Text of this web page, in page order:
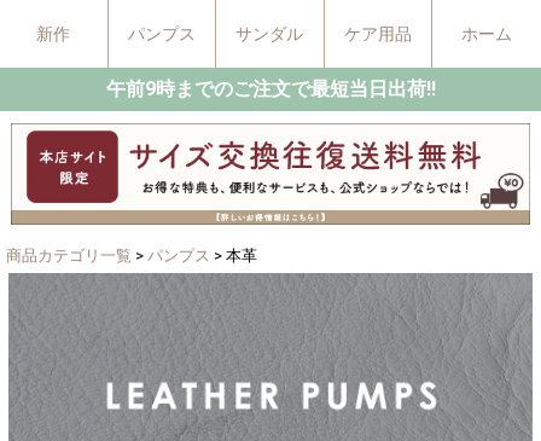
新作 パンプス サンダル ケア用品 ホーム
午前9時までのご注文で最短当日出荷!!
商品カテゴリ一覧 > パンプス > 本革